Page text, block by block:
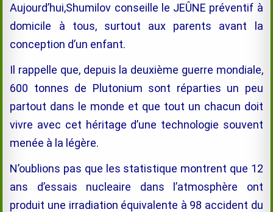
Aujourd’hui,Shumilov conseille le JEÛNE préventif à
domicile à tous, surtout aux parents avant la
conception d’un enfant.
Il rappelle que, depuis la deuxième guerre mondiale,
600 tonnes de Plutonium sont réparties un peu
partout dans le monde et que tout un chacun doit
vivre avec cet héritage d’une technologie souvent
menée à la légère.
N’oublions pas que les statistique montrent que 12
ans d’essais nucleaire dans l’atmosphère ont
produit une irradiation équivalente à 98 accident du